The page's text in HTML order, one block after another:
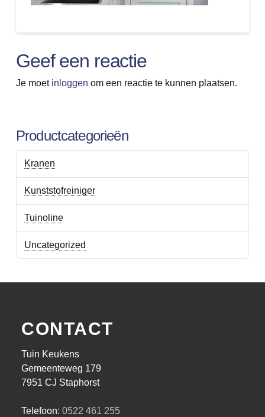
Geef een reactie
Je moet inloggen om een reactie te kunnen plaatsen.
Productcategorieën
Kranen
Kunststofreiniger
Tuinoline
Uncategorized
CONTACT
Tuin Keukens
Gemeenteweg 179
7951 CJ Staphorst
Telefoon: 0522 461 255